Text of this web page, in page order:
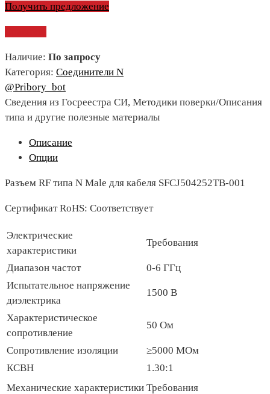
Получить предложение
Наличие: По запросу
Категория: Соединители N
@Pribory_bot
Сведения из Госреестра СИ, Методики поверки/Описания
типа и другие полезные материалы
Описание
Опции
Разъем RF типа N Male для кабеля SFCJ504252TB-001
Сертификат RoHS: Соответствует
Электрические
характеристики
Требования
Диапазон частот
0-6 ГГц
Испытательное напряжение
диэлектрика
1500 В
Характеристическое
сопротивление
50 Ом
Сопротивление изоляции
≥5000 МОм
КСВН
1.30:1
Механические характеристики Требования